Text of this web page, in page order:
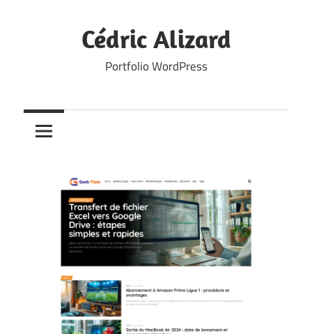
Cédric Alizard
Portfolio WordPress